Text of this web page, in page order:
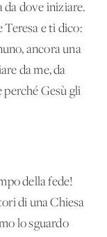
da dove iniziare.
Teresa e ti dico:
ancora una
da me, da
perché Gesù gli
della fede!
di una Chiesa
lo sguardo